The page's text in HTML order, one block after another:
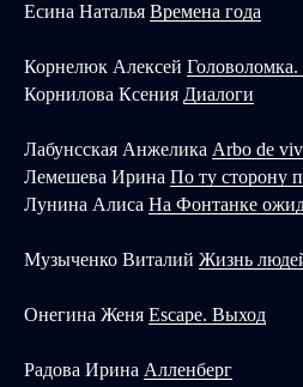
Есина Наталья Времена года
Корнелюк Алексей
Корнилова Ксения Диалоги
Лабунсская Анжелика Arbo de
Лемешева Ирина По ту сторону
Лунина Алиса На Фонтанке
Музыченко Виталий Жизнь
Онегина Женя Escape. Выход
Радова Ирина Алленберг